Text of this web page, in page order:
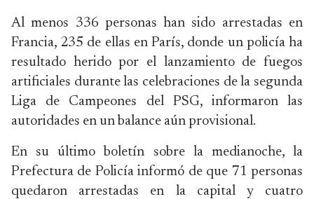
Al menos 336 personas han sido arrestadas en
Francia, 235 de ellas en París, donde un policía ha
resultado herido por el lanzamiento de fuegos
artificiales durante las celebraciones de la segunda
Liga de Campeones del PSG, informaron las
autoridades en un balance aún provisional.
En su último boletín sobre la medianoche, la
Prefectura de Policía informó de que 71 personas
quedaron arrestadas en la capital y cuatro